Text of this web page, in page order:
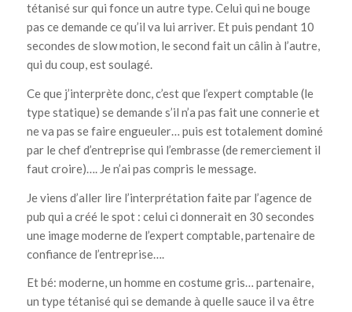
tétanisé sur qui fonce un autre type. Celui qui ne bouge
pas ce demande ce qu’il va lui arriver. Et puis pendant 10
secondes de slow motion, le second fait un câlin à l’autre,
qui du coup, est soulagé.
Ce que j’interprète donc, c’est que l’expert comptable (le
type statique) se demande s’il n’a pas fait une connerie et
ne va pas se faire engueuler… puis est totalement dominé
par le chef d’entreprise qui l’embrasse (de remerciement il
faut croire)…. Je n’ai pas compris le message.
Je viens d’aller lire l’interprétation faite par l’agence de
pub qui a créé le spot : celui ci donnerait en 30 secondes
une image moderne de l’expert comptable, partenaire de
confiance de l’entreprise….
Et bé: moderne, un homme en costume gris… partenaire,
un type tétanisé qui se demande à quelle sauce il va être